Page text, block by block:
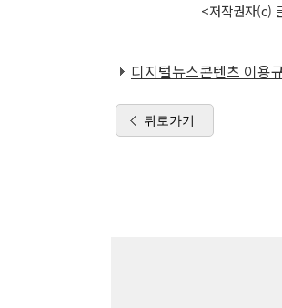
<저작권자(c)
디지털뉴스콘텐츠 이용
뒤로가기